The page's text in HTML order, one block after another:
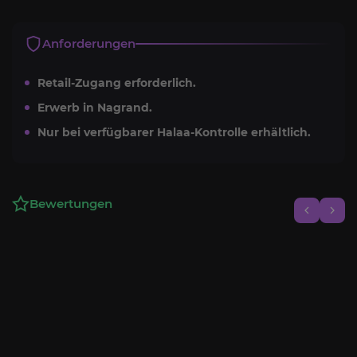
Anforderungen
Retail-Zugang erforderlich.
Erwerb in Nagrand.
Nur bei verfügbarer Halaa-Kontrolle erhältlich.
Bewertungen